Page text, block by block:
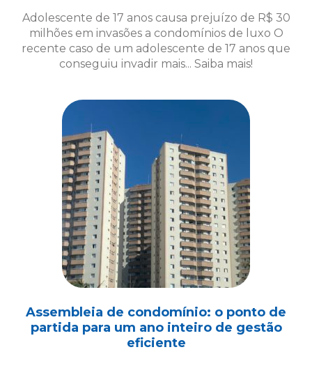
Adolescente de 17 anos causa prejuízo de R$ 30
milhões em invasões a condomínios de luxo O
recente caso de um adolescente de 17 anos que
conseguiu invadir mais... Saiba mais!
Assembleia de condomínio: o ponto de
partida para um ano inteiro de gestão
eficiente